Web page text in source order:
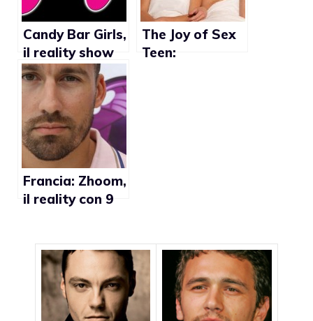
Candy Bar Girls,
il reality show
nel famoso bar
lesbo di Soho
The Joy of Sex
Teen:
Francia: Zhoom,
il reality con 9